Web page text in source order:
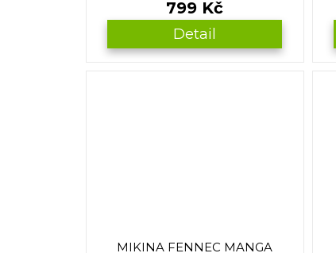
799 Kč
Detail
MIKINA FENNEC MANGA